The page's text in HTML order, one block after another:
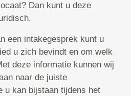
Dan kunt u deze
een intakegesprek kunt u
u zich bevindt en om welk
deze informatie kunnen wij
naar de juiste
u kan bijstaan tijdens het